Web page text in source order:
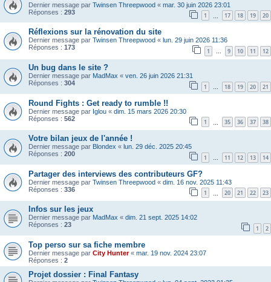
Dernier message par Twinsen Threepwood « mar. 30 juin 2026 23:01
Réponses : 293 1 17 18 19 20
Réflexions sur la rénovation du site
Dernier message par Twinsen Threepwood « lun. 29 juin 2026 11:36
Réponses : 173 1 … 9 10 11 12
Un bug dans le site ?
Dernier message par MadMax « ven. 26 juin 2026 21:31
Réponses : 304 1 18 19 20 21
Round Fights : Get ready to rumble !!
Dernier message par Iglou « dim. 15 mars 2026 20:30
Réponses : 562 1 35 36 37 38
Votre bilan jeux de l'année !
Dernier message par Blondex « lun. 29 déc. 2025 20:45
Réponses : 200 1 … 11 12 13 14
Partager des interviews des contributeurs GF?
Dernier message par Twinsen Threepwood « dim. 16 nov. 2025 11:43
Réponses : 336 1 20 21 22 23
Infos sur les jeux
Dernier message par MadMax « dim. 21 sept. 2025 14:02
Réponses : 23 1 2
Top perso sur sa fiche membre
Dernier message par City Hunter« mar. 19 nov. 2024 23:07
Réponses : 2
Projet dossier : Final Fantasy